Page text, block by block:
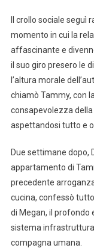
Il crollo sociale seguì
momento in cui la
affascinante e
il suo giro presero le
l’altura morale
chiamò Tammy, con
consapevolezza della
aspettandosi tutto e
Due settimane dopo,
appartamento di
precedente
cucina, confessò
di Megan, il profondo
sistema
compagna umana.